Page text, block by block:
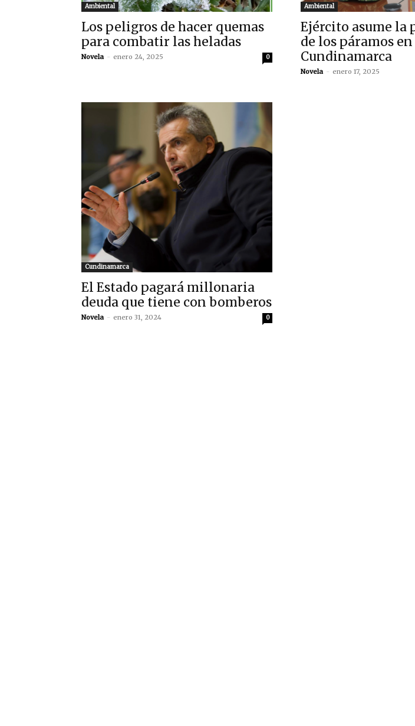
Ambiental
Los peligros de hacer quemas
para combatir las heladas
Novela - enero 24, 2025 0
Ambiental
Ejército asume la
de los páramos en
Cundinamarca
Novela - enero 17, 2025
Cundinamarca
El Estado pagará millonaria
deuda que tiene con bomberos
Novela - enero 31, 2024 0